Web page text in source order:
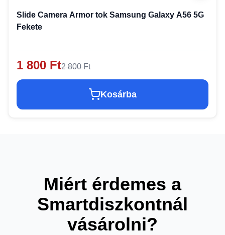
Slide Camera Armor tok Samsung Galaxy A56 5G
Fekete
1 800 Ft2 800 Ft
Kosárba
Miért érdemes a
Smartdiszkontnál
vásárolni?